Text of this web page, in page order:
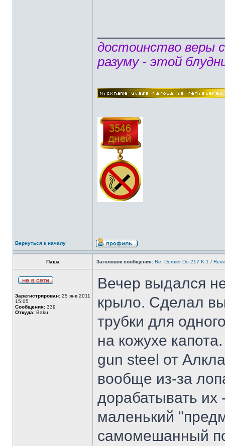
достоинство веры
разуму - этой
Вернуться к началу
Паша Заголовок сообщения: Re: Dornier Do-217 K-1 /
Зарегистрирован: 25 янв 2011
15:05
Сообщения: 339
Откуда: Baku
Вечер выдался
крыло. Сделал
трубки для
на кожухе
gun steel от
вообще из-за
дорабатывать
маленький
самомешанный